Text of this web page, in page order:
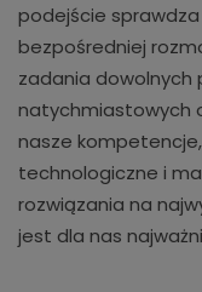
podejście
bezpośredniej
zadania
natychmiastowych
nasze
technologiczne i
rozwiązania na
jest dla nas